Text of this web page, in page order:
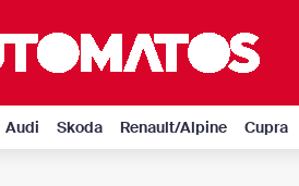
Audi Skoda Renault/Alpine Cupra